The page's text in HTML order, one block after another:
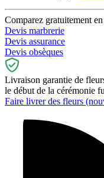
Comparez gratuitement
Devis marbrerie
Devis assurance
Devis obsèques
Livraison garantie de
le début de la cérémonie
Faire livrer des fleurs